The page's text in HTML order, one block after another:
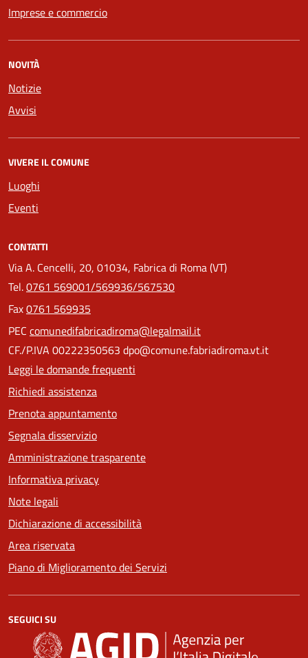
Imprese e commercio
NOVITÀ
Notizie
Avvisi
VIVERE IL COMUNE
Luoghi
Eventi
CONTATTI
Via A. Cencelli, 20, 01034, Fabrica di Roma (VT)
Tel.0761 569001/569936/567530
Fax0761 569935
PEC comunedifabricadiroma@legalmail.it
CF./P.IVA 00222350563 dpo@comune.fabriadiroma.vt.it
Leggi le domande frequenti
Richiedi assistenza
Prenota appuntamento
Segnala disservizio
Amministrazione trasparente
Informativa privacy
Note legali
Dichiarazione di accessibilità
Area riservata
Piano di Miglioramento dei Servizi
SEGUICI SU